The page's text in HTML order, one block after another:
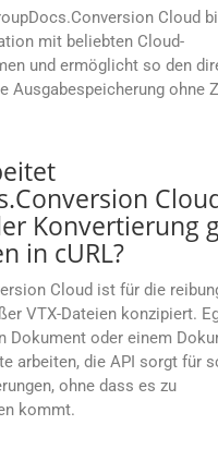
Cloud
mit beliebten Cloud-
und ermöglicht so den
Ausgabespeicherung ohne
Konvertierung
in cURL?
Cloud ist für die
VTX-Dateien konzipiert.
Dokument oder einem
arbeiten, die API sorgt für
ohne dass es zu
kommt.